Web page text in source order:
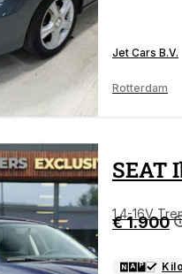
Jet Cars B.V.
Rotterdam
SEAT
1.4-16V
€ 1.900